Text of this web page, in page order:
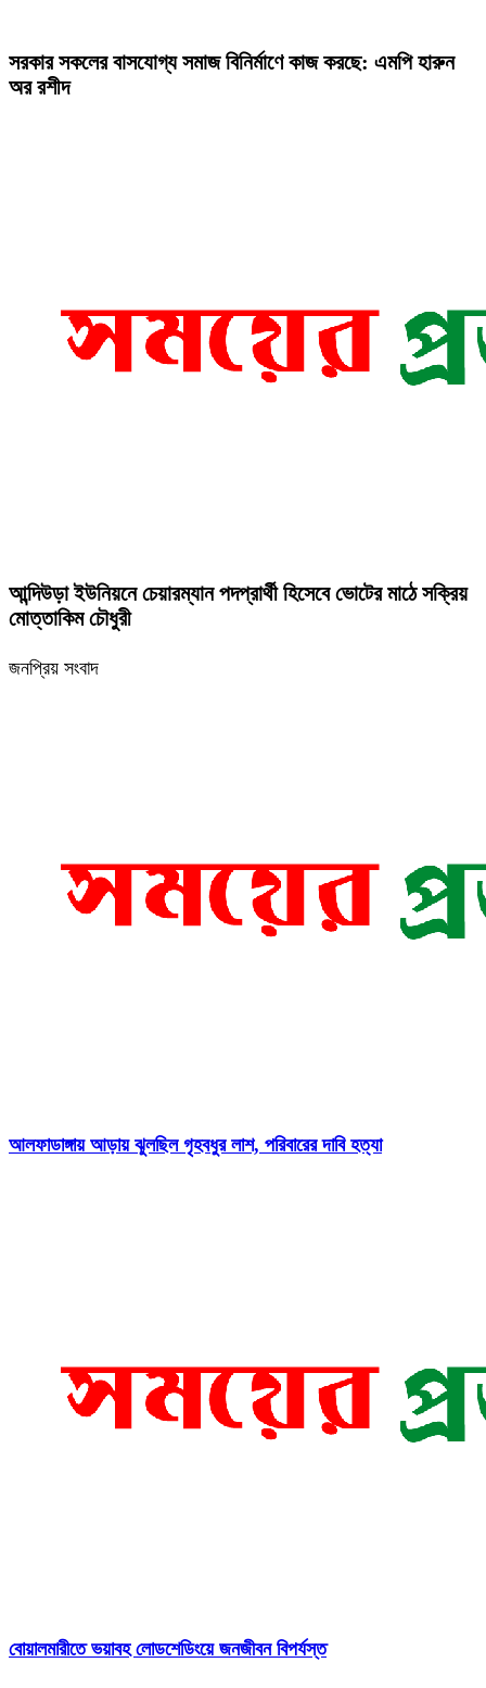
সরকার সকলের বাসযোগ্য সমাজ বিনির্মাণে কাজ করছে: এমপি হারুন
অর রশীদ
আন্দিউড়া ইউনিয়নে চেয়ারম্যান পদপ্রার্থী হিসেবে ভোটের মাঠে সক্রিয়
মোত্তাকিম চৌধুরী
জনপ্রিয় সংবাদ
আলফাডাঙ্গায় আড়ায় ঝুলছিল গৃহবধুর লাশ, পরিবারের দাবি হত্যা
বোয়ালমারীতে ভয়াবহ লোডশেডিংয়ে জনজীবন বিপর্যস্ত